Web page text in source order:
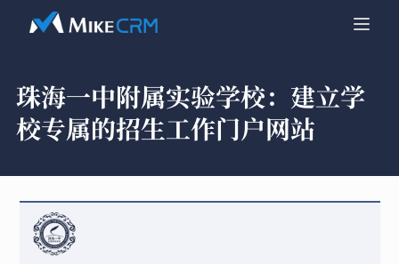
珠海一中附属实验学校： 建立学
校专属的招生工作门户网站